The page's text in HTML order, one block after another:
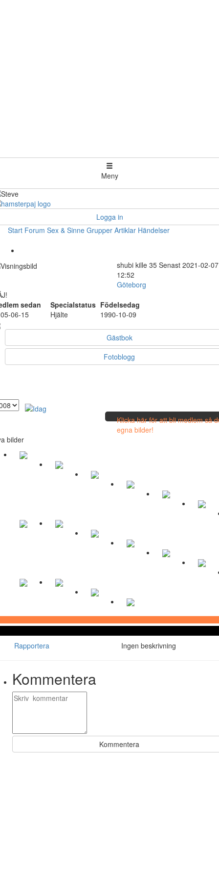
Meny
Logga in
Start Forum Sex & Sinne Grupper Artiklar Händelser
shubi kille 35 Senast 2021-02-07
12:52
Göteborg
sedan
Specialstatus Födelsedag
06-15
Hjälte 1990-10-09
Gästbok
Fotoblogg
Klicka här för att bli medlem så
egna bilder!
bilder
Rapportera Ingen beskrivning
Kommentera
Kommentera